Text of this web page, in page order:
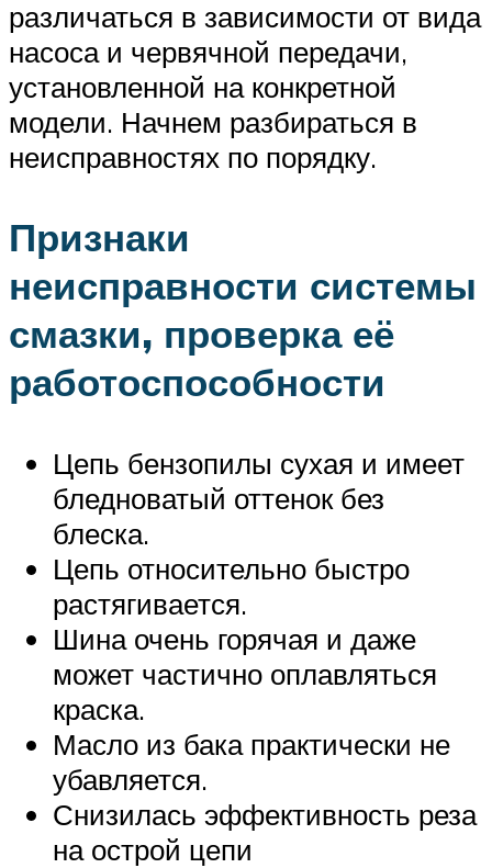
различаться в зависимости от вида
насоса и червячной передачи,
установленной на конкретной
модели. Начнем разбираться в
неисправностях по порядку.
Признаки
неисправности системы
смазки, проверка её
работоспособности
Цепь бензопилы сухая и имеет
бледноватый оттенок без
блеска.
Цепь относительно быстро
растягивается.
Шина очень горячая и даже
может частично оплавляться
краска.
Масло из бака практически не
убавляется.
Снизилась эффективность реза
на острой цепи